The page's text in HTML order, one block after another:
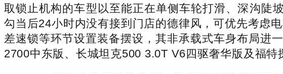
取锁止机构的车型以至能正在单侧车轮打滑、深沟陡
勾当后24小时内没有接到门店的德律风，可优先考虑
差速锁等环节设置装备摆设，其非承载式车身布局进
2700中东版、长城坦克500 3.0T V6四驱奢华版及福特